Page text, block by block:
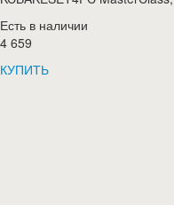
Есть в наличии
4 659
КУПИТЬ